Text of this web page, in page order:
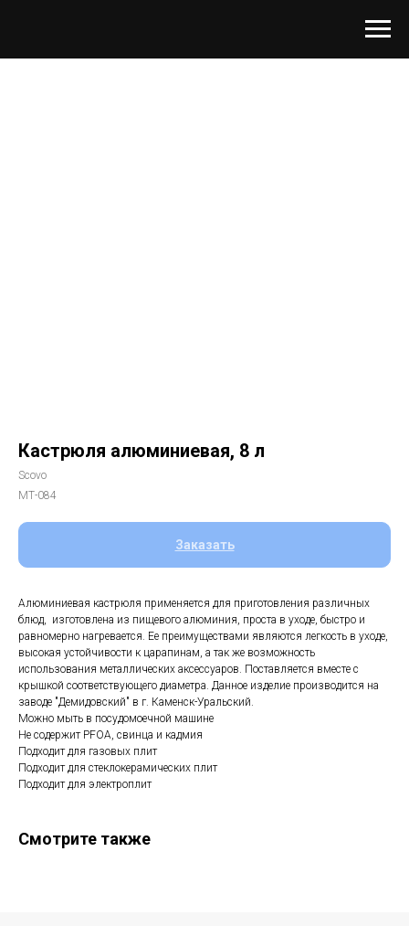
Кастрюля алюминиевая, 8 л
Scovo
МТ-084
Заказать
Алюминиевая кастрюля применяется для приготовления различных
блюд, изготовлена из пищевого алюминия, проста в уходе, быстро и
равномерно нагревается. Ее преимуществами являются легкость в уходе,
высокая устойчивости к царапинам, а так же возможность
использования металлических аксессуаров. Поставляется вместе с
крышкой соответствующего диаметра. Данное изделие производится на
заводе "Демидовский" в г. Каменск-Уральский.
Можно мыть в посудомоечной машине
Не содержит PFOA, свинца и кадмия
Подходит для газовых плит
Подходит для стеклокерамических плит
Подходит для электроплит
Смотрите также